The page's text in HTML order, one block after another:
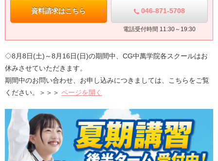
資料請求はこちら 046-871-5708
電話受付時間 11:30～19:30
◇8月8日(土)～8月16日(日)の期間中、CG中萬学院各スクールはお
休みさせていただきます。
期間中のお問い合わせ、お申し込みにつきましては、こちらをご覧
ください。＞＞＞ ページを開く